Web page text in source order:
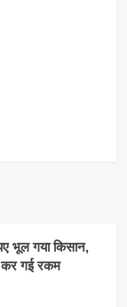
भूल गया किसान,
कर गई रकम